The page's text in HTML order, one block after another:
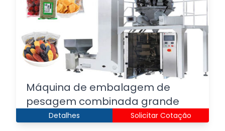
Máquina de embalagem de
pesagem combinada grande
Detalhes Solicitar Cotação